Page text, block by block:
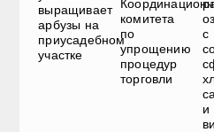
выращивает
арбузы на
приусадебном
участке
комитета
по
упрощению
процедур
торговли
с
и